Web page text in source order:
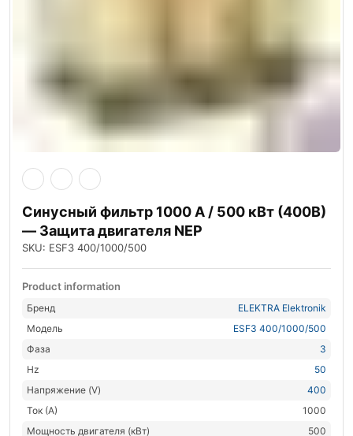
Синусный фильтр 1000 А / 500 кВт (400В)
— Защита двигателя NEP
SKU: ESF3 400/1000/500
Product information
Бренд
ELEKTRA Elektronik
Модель
ESF3 400/1000/500
Фаза
3
Hz
50
Напряжение (V)
400
Ток (А)
1000
Мощность двигателя (кВт)
500